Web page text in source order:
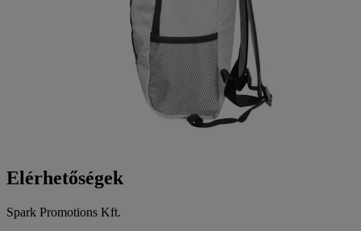
Elérhetőségek
Spark Promotions Kft.